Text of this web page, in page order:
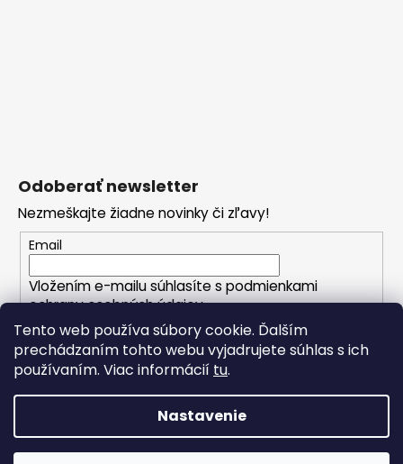
Tento web používa súbory cookie. Ďalším
prechádzaním tohto webu vyjadrujete súhlas s ich
používaním. Viac informácií tu.
Nastavenie
Odoberať newsletter
Nezmeškajte žiadne novinky či zľavy!
Email
Vložením e-mailu súhlasíte spodmienkami
ochrany osobných údajov
PRIHLÁSIŤ SA
Copyright 2026CRIBS.sk - váš módny butik. Všetky